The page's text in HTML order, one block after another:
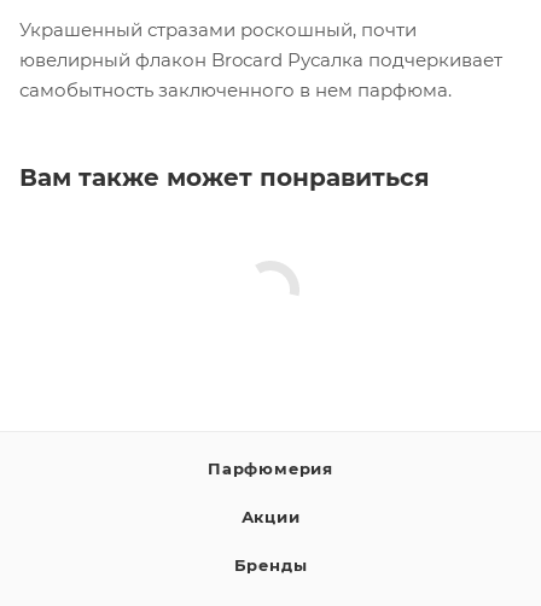
Украшенный стразами роскошный, почти
ювелирный флакон Brocard Русалка подчеркивает
самобытность заключенного в нем парфюма.
Вам также может понравиться
Парфюмерия
Акции
Бренды